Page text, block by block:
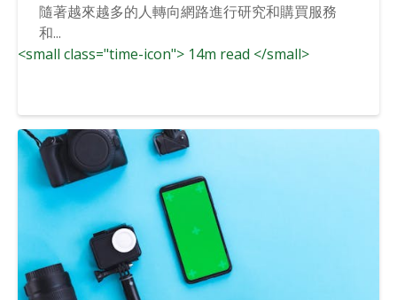
隨著越來越多的人轉向網路進行研究和購買服務
和...
<small class="time-icon"> 14m read </small>